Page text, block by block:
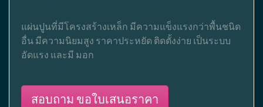
แผ่นปูนที่มีโครงสร้างเหล็ก มีความแข็งแรงกว่าพื้นชนิด
อื่น มีความนิยมสูง ราคาประหยัด ติดตั้งง่าย เป็นระบบ
อัดแรง และมี มอก
สอบถาม ขอใบเสนอราคา